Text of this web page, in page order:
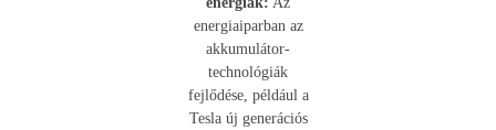
energiaiparban az
akkumulátor-
technológiák
fejlődése, például a
Tesla új generációs